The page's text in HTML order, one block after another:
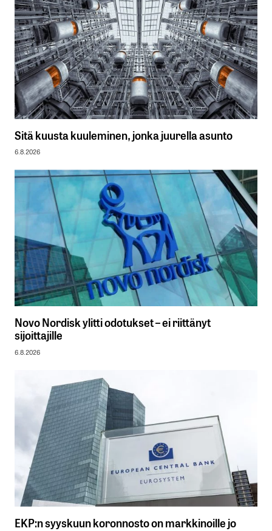
Sitä kuusta kuuleminen, jonka juurella asunto
6.8.2026
Novo Nordisk ylitti odotukset – ei riittänyt
sijoittajille
6.8.2026
EKP:n syyskuun koronnosto on markkinoille jo